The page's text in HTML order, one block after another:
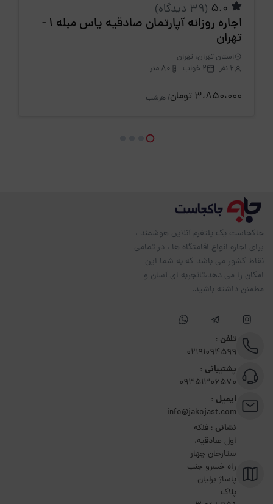
(39 دیدگاه)
اجاره روزانه آپارتمان صادقیه یاس مبله 1 -
تهران
استان تهران، تهران
2 نفر
2 خواب 80 متر
3،850،000 تومان / هرشب
جاکجاست یک پلتفرم آنلاین هوشمند ،
برای اجاره انواع اقامتگاه ها ، در تمامی
نقاط کشور می باشد که به شما این
امکان را می دهد،تاتجربه ای آسان و
مطمئن داشته باشید.
تلفن :
02191094599
پشتیبانی :
09351306570
ایمیل :
info@jakojast.com
نشانی :فلکه
اول صادقیه،
ستارخان چهار
راه خسرو جنب
پاساژ برلیان
پلاک